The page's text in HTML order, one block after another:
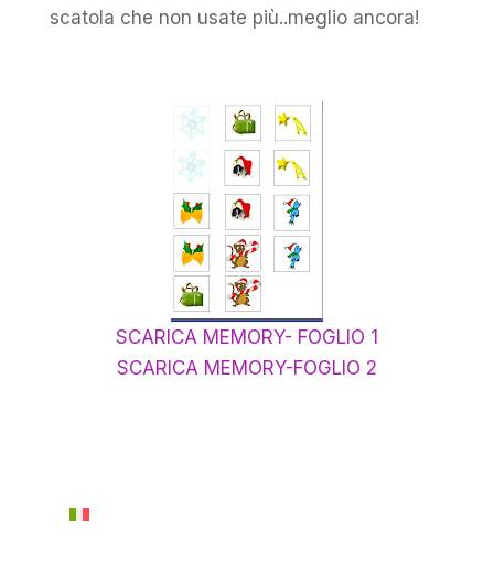
scatola che non usate più..meglio ancora!
SCARICA MEMORY- FOGLIO 1
SCARICA MEMORY-FOGLIO 2